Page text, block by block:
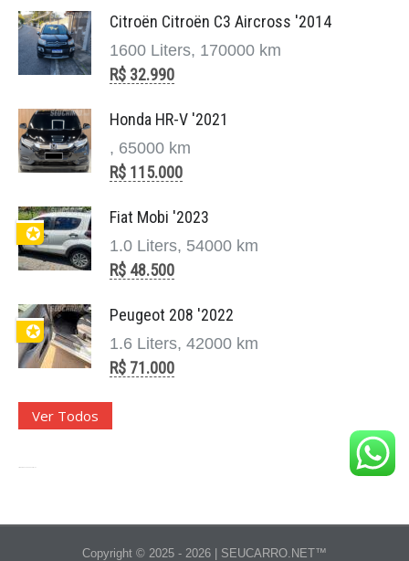
Citroën Citroën C3 Aircross '2014
1600 Liters, 170000 km
R$ 32.990
Honda HR-V '2021
, 65000 km
R$ 115.000
✪
Fiat Mobi '2023
1.0 Liters, 54000 km
R$ 48.500
✪
Peugeot 208 '2022
1.6 Liters, 42000 km
R$ 71.000
Ver Todos
Copyright © 2025 - 2026 | SEUCARRO.NET™